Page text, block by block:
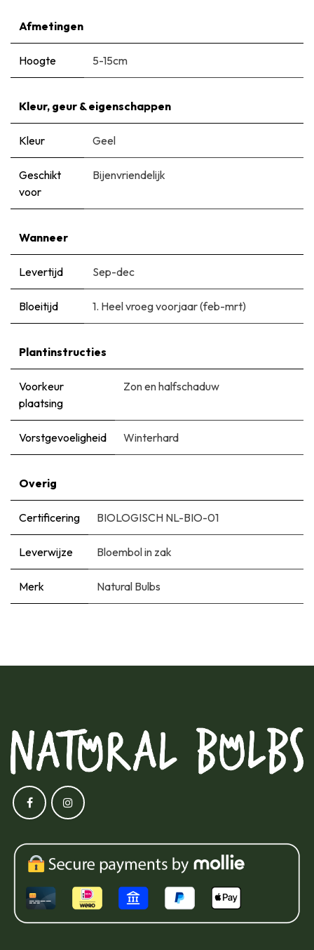
Afmetingen
Hoogte 5-15cm
Kleur, geur & eigenschappen
Kleur Geel
Geschikt
voor
Bijenvriendelijk
Wanneer
Levertijd Sep-dec
Bloeitijd 1. Heel vroeg voorjaar (feb-mrt)
Plantinstructies
Voorkeur
plaatsing
Zon en halfschaduw
Vorstgevoeligheid Winterhard
Overig
Certificering BIOLOGISCH NL-BIO-01
Leverwijze Bloembol in zak
Merk Natural Bulbs